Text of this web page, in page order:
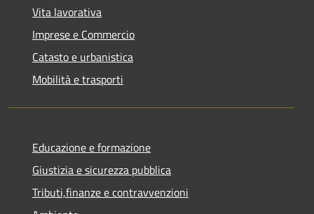
Vita lavorativa
Imprese e Commercio
Catasto e urbanistica
Mobilità e trasporti
Educazione e formazione
Giustizia e sicurezza pubblica
Tributi,finanze e contravvenzioni